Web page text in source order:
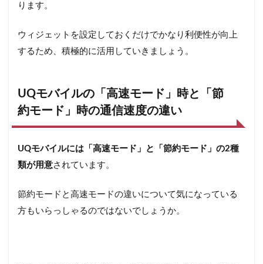
ります。
ウィジェットを設定しておくだけでかなり利便性が向上
するため、積極的に活用していきましょう。
UQモバイルの「高速モード」時と「節
約モード」時の通信速度の違い
UQモバイルには「高速モード」と「節約モード」の2種
類が用意されています。
節約モードと高速モードの違いについて気になっている
方もいらっしゃるのではないでしょうか。